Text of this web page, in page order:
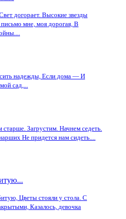
догорает. Высокие звезды
мне, моя дорогая, В
надежды, Если дома — И
сад,...
Загрустим. Начнем седеть.
Не придется нам сидеть....
Цветы стояли у стола. С
Казалось, девочка